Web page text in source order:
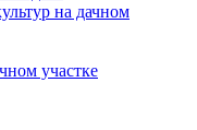
на дачном
участке